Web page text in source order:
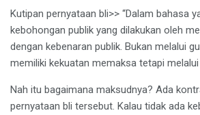
Kutipan pernyataan bli>> “Dalam bahasa
kebohongan publik yang dilakukan oleh
dengan kebenaran publik. Bukan melalui
memiliki kekuatan memaksa tetapi melalui
Nah itu bagaimana maksudnya? Ada
pernyataan bli tersebut. Kalau tidak ada